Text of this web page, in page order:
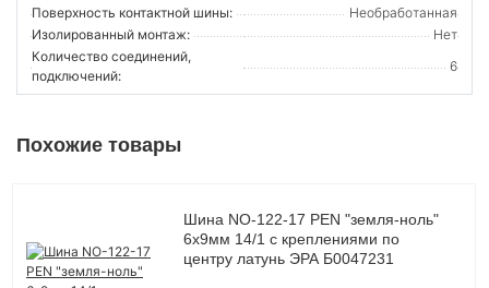
Поверхность контактной шины:
Необработанная
Изолированный монтаж:
Нет
Количество соединений,
подключений:
6
Похожие товары
Шина NO-122-17 PEN "земля-ноль"
6х9мм 14/1 с креплениями по
центру латунь ЭРА Б0047231